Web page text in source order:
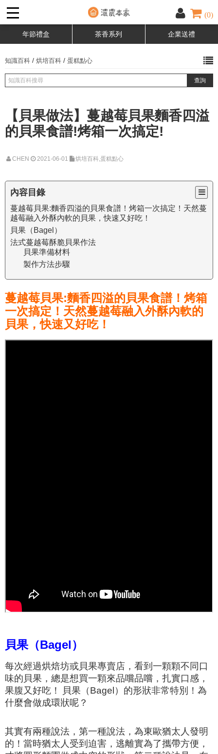
(0)
年節禮盒 茶香系列 企業送禮
知識百科 / 烘培百科 / 蛋糕點心
【貝果做法】蔓越莓貝果麵香四溢
的貝果食譜!烤箱一次搞定!
CHEN 2021-06-01 烘培百科,蛋糕點心
內容目錄
蔓越莓貝果:麵香四溢的貝果食譜！烤箱一次搞定！天然蔓
越莓融入外酥內軟的貝果，快速又好吃！
貝果（Bagel）
法式蔓越莓酥脆貝果作法
貝果準備材料
製作方法步驟
蔓越莓貝果:麵香四溢的貝果食譜！烤箱
一次搞定！天然蔓越莓融入外酥內軟的
貝果，快速又好吃！
貝果（Bagel）
每次經過烘焙坊或貝果專賣店，看到一顆顆不同口
味的貝果， 總是想買一顆來品嚐品嚐，扎實口感，
果腹又好吃！
貝果（Bagel）的形狀非常特別！為
什麼會做成環狀呢？
其實有兩種說法， 第一種說法，為東歐猶太人發明
的！ 當時猶太人受到迫害，逃離實為了攜帶方便，